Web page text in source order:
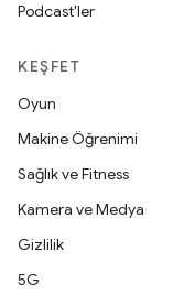
Podcast'ler
KEŞFET
Oyun
Makine Öğrenimi
Sağlık ve Fitness
Kamera ve Medya
Gizlilik
5G